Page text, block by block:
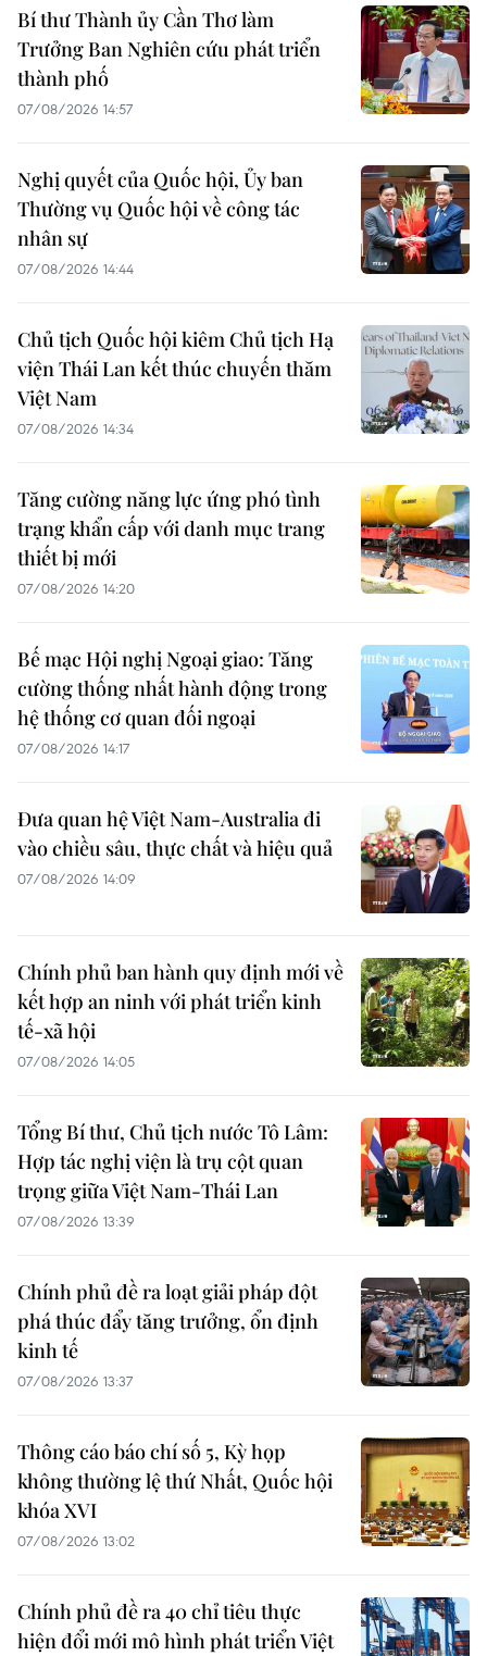
Bí thư Thành ủy Cần Thơ làm
Trưởng Ban Nghiên cứu phát triển
thành phố
07/08/2026 14:57
Nghị quyết của Quốc hội, Ủy ban
Thường vụ Quốc hội về công tác
nhân sự
07/08/2026 14:44
Chủ tịch Quốc hội kiêm Chủ tịch Hạ
viện Thái Lan kết thúc chuyến thăm
Việt Nam
07/08/2026 14:34
Tăng cường năng lực ứng phó tình
trạng khẩn cấp với danh mục trang
thiết bị mới
07/08/2026 14:20
Bế mạc Hội nghị Ngoại giao: Tăng
cường thống nhất hành động trong
hệ thống cơ quan đối ngoại
07/08/2026 14:17
Đưa quan hệ Việt Nam-Australia đi
vào chiều sâu, thực chất và hiệu quả
07/08/2026 14:09
Chính phủ ban hành quy định mới về
kết hợp an ninh với phát triển kinh
tế-xã hội
07/08/2026 14:05
Tổng Bí thư, Chủ tịch nước Tô Lâm:
Hợp tác nghị viện là trụ cột quan
trọng giữa Việt Nam-Thái Lan
07/08/2026 13:39
Chính phủ đề ra loạt giải pháp đột
phá thúc đẩy tăng trưởng, ổn định
kinh tế
07/08/2026 13:37
Thông cáo báo chí số 5, Kỳ họp
không thường lệ thứ Nhất, Quốc hội
khóa XVI
07/08/2026 13:02
Chính phủ đề ra 40 chỉ tiêu thực
hiện đổi mới mô hình phát triển Việt